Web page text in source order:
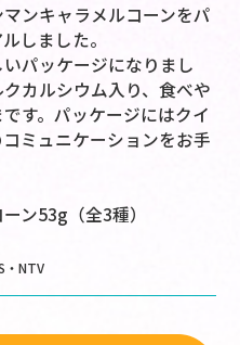
ンキャラメルコーンをパ
しました。
パッケージになりまし
カルシウム入り、食べや
す。パッケージにはクイ
ミュニケーションをお手
ン53g（全3種）
・NTV